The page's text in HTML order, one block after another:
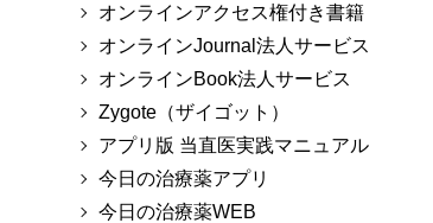
オンラインアクセス権付き書籍
オンラインJournal法人サービス
オンラインBook法人サービス
Zygote（ザイゴット）
アプリ版 当直医実践マニュアル
今日の治療薬アプリ
今日の治療薬WEB